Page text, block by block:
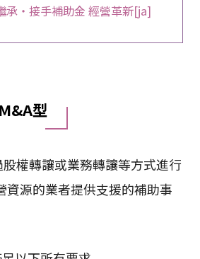
承・接手補助金 經營革新[ja]
型
權轉讓或業務轉讓等方式進行
資源的業者提供支援的補助事